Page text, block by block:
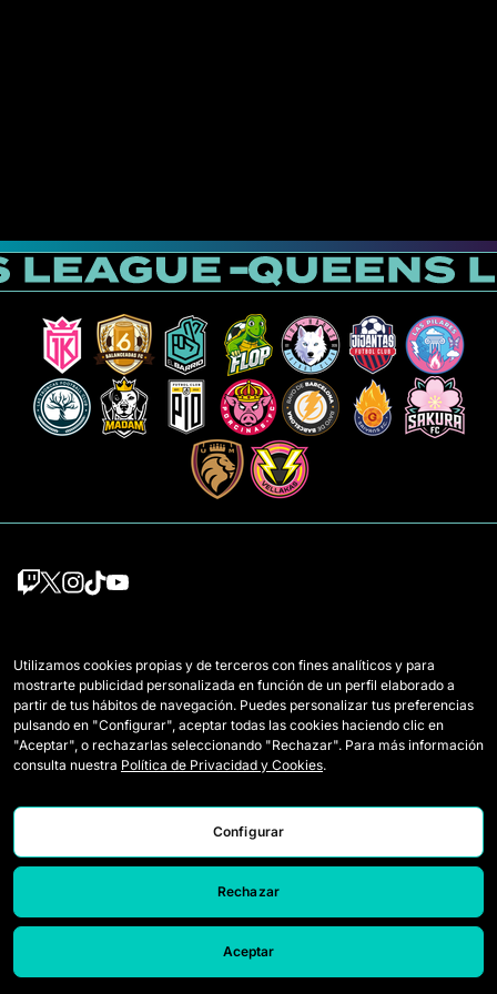
Giocatrici Draft
Wildcards
Partite
Classifica
Come si gioca a Queens
Biglietti
Accrediti Media
Contatti
Lavora con noi
Utilizamos cookies propias y de terceros con fines analíticos y para
mostrarte publicidad personalizada en función de un perfil elaborado a
partir de tus hábitos de navegación. Puedes personalizar tus preferencias
pulsando en "Configurar", aceptar todas las cookies haciendo clic en
"Aceptar", o rechazarlas seleccionando "Rechazar". Para más información
consulta nuestra Política de Privacidad y Cookies.
Configurar
Rechazar
Aceptar